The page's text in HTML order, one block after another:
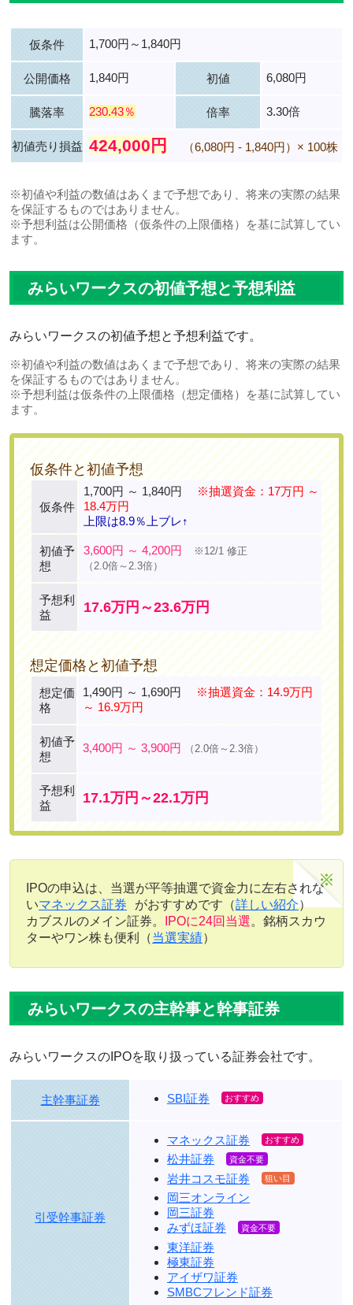
仮条件 1,700円～1,840円
公開価格 1,840円 初値 6,080円
騰落率 230.43％ 倍率 3.30倍
初値売り損益 424,000円 （6,080円 - 1,840円）× 100株
※初値や利益の数値はあくまで予想であり、将来の実際の結果
を保証するものではありません。
※予想利益は公開価格（仮条件の上限価格）を基に試算してい
ます。
みらいワークスの初値予想と予想利益
みらいワークスの初値予想と予想利益です。
※初値や利益の数値はあくまで予想であり、将来の実際の結果
を保証するものではありません。
※予想利益は仮条件の上限価格（想定価格）を基に試算してい
ます。
仮条件と初値予想
仮条件
1,700円 ～ 1,840円
※抽選資金：17万円 ～
18.4万円
上限は8.9％上ブレ↑
初値予
想
3,600円 ～ 4,200円
※12/1 修正
（2.0倍～2.3倍）
予想利
益
17.6万円～23.6万円
想定価格と初値予想
想定価
格
1,490円 ～ 1,690円
※抽選資金：14.9万円
～ 16.9万円
初値予
想
3,400円 ～ 3,900円 （2.0倍～2.3倍）
予想利
益
17.1万円～22.1万円
IPOの申込は、当選が平等抽選で資金力に左右されな
いマネックス証券 がおすすめです（詳しい紹介）
カブスルのメイン証券。
IPOに24回当選。銘柄スカウ
ターやワン株も便利（当選実績）
みらいワークスの主幹事と幹事証券
みらいワークスのIPOを取り扱っている証券会社です。
主幹事証券 SBI証券
引受幹事証券
マネックス証券
松井証券
岩井コスモ証券
岡三オンライン
岡三証券
みずほ証券
東洋証券
極東証券
アイザワ証券
SMBCフレンド証券